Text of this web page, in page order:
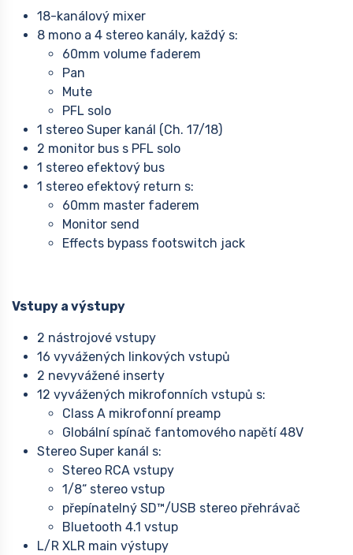
18-kanálový mixer
8 mono a 4 stereo kanály, každý s:
60mm volume faderem
Pan
Mute
PFL solo
1 stereo Super kanál (Ch. 17/18)
2 monitor bus s PFL solo
1 stereo efektový bus
1 stereo efektový return s:
60mm master faderem
Monitor send
Effects bypass footswitch jack
Vstupy a výstupy
2 nástrojové vstupy
16 vyvážených linkových vstupů
2 nevyvážené inserty
12 vyvážených mikrofonních vstupů s:
Class A mikrofonní preamp
Globální spínač fantomového napětí 48V
Stereo Super kanál s:
Stereo RCA vstupy
1/8“ stereo vstup
přepínatelný SD™/USB stereo přehrávač
Bluetooth 4.1 vstup
L/R XLR main výstupy